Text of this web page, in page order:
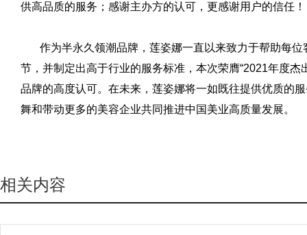
供高品质的服务；感谢主办方的认可，更感谢用户的信任！
作为半永久领潮品牌，莲姿娜一直以来致力于帮助每位
节，并制定出高于行业的服务标准，本次荣膺“2021年度
品牌的高度认可。在未来，莲姿娜将一如既往提供优质的
舞和带动更多的美容企业共同推进中国美业高质量发展。
相关内容